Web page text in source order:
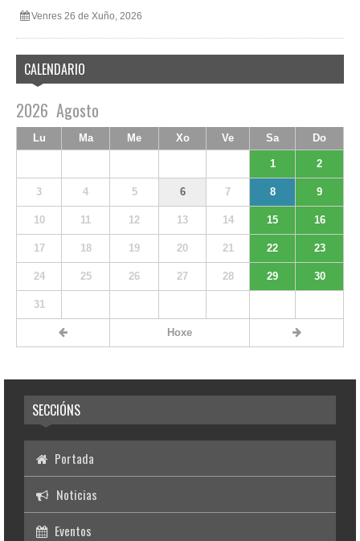
Venres 26 de Xuño, 2026
CALENDARIO
2026 Agosto
Lu Ma Me Xo Ve Sa Do
1 2
3 4 5 6 7 8 9
10 11 12 13 14 15 16
17 18 19 20 21 22 23
24 25 26 27 28 29 30
31
Hoxe
SECCIÓNS
Portada
Noticias
Eventos